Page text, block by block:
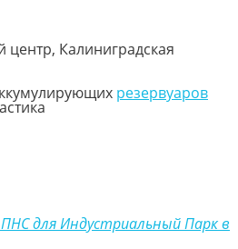
центр, Калиниградская
резервуаров
для Индустриальный Парк в